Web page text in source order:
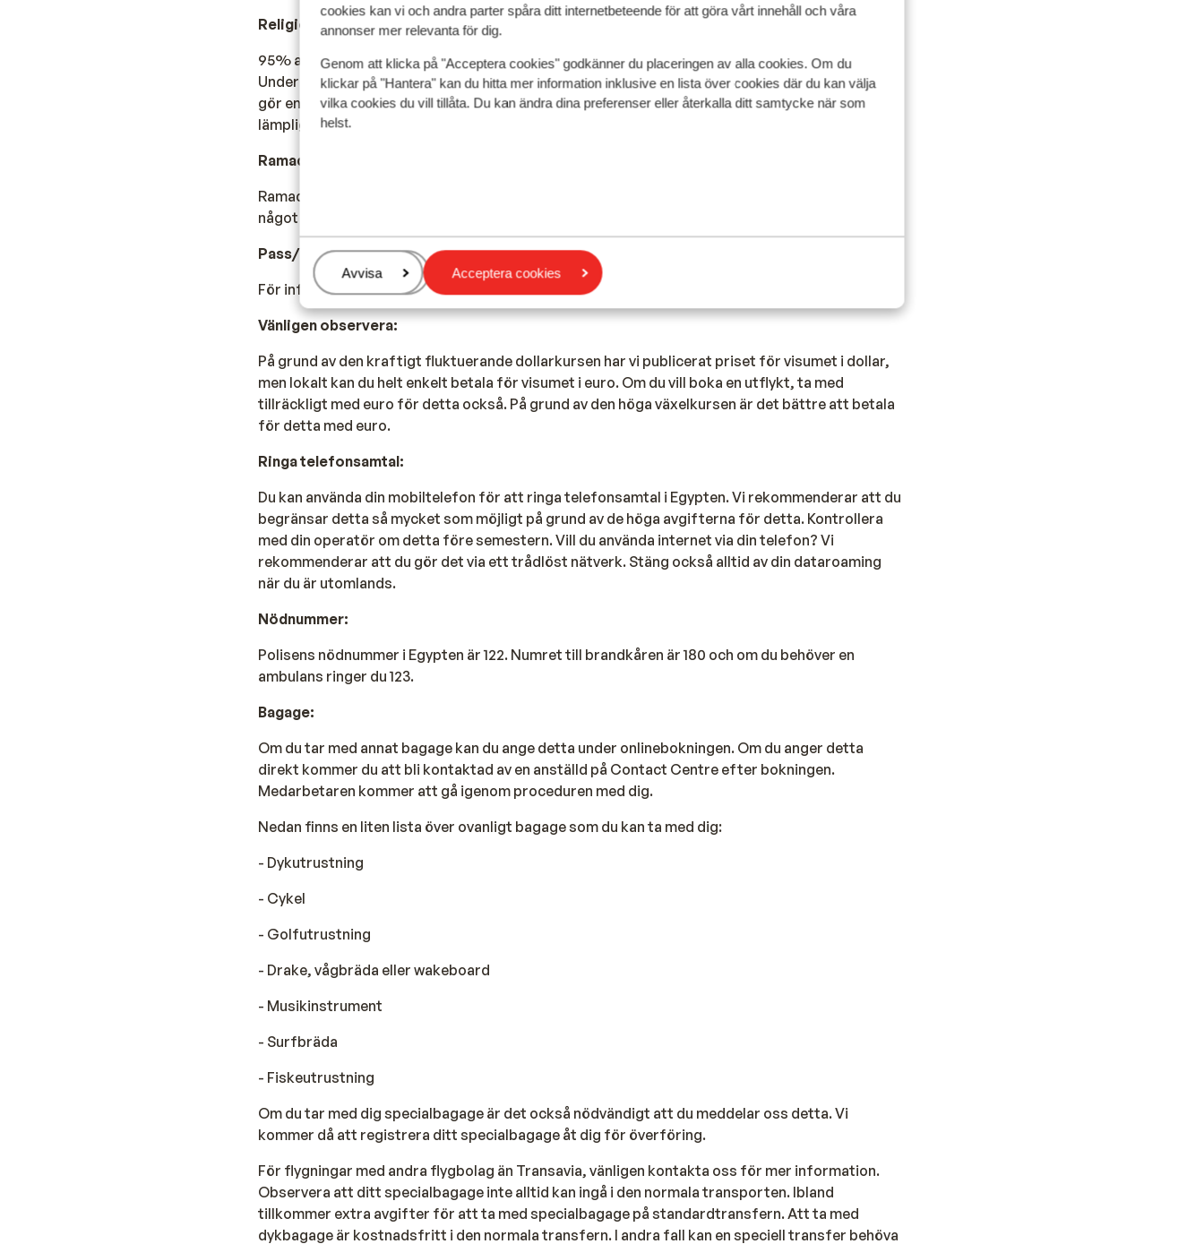
cookies kan vi och andra parter spåra ditt internetbeteende för att göra vårt innehåll och våra
annonser mer relevanta för dig.
Genom att klicka på "Acceptera cookies" godkänner du placeringen av alla cookies. Om du
klickar på "Hantera" kan du hitta mer information inklusive en lista över cookies där du kan välja
vilka cookies du vill tillåta. Du kan ändra dina preferenser eller återkalla ditt samtycke när som
helst.
Hantera
Avvisa Acceptera cookies
Religion:
95% av Egyptens befolkning är muslimer. Islam spelar en viktig roll i egyptiernas dagliga liv.
Under din vistelse på orterna kommer du att uppleva lite av dess seder och traditioner. Om du
gör en resa till Luxor eller Kairo under din semester rekommenderar vi att du tar hänsyn till
lämpliga kläder. Se till att dina axlar och knän täcks av kläder.
Ramadan:
Ramadan spelar en viktig roll i Egypten. Även om inte allt är stängt på turistorterna är detta
något att ta hänsyn till. Det exakta datumet kan ändras (beroende på månens position).
Pass/id-kort / visum:
För information om pass/id-kort samt visum kan du besöka
Vänligen observera:
På grund av den kraftigt fluktuerande dollarkursen har vi publicerat priset för visumet i dollar,
men lokalt kan du helt enkelt betala för visumet i euro. Om du vill boka en utflykt, ta med
tillräckligt med euro för detta också. På grund av den höga växelkursen är det bättre att betala
för detta med euro.
Ringa telefonsamtal:
Du kan använda din mobiltelefon för att ringa telefonsamtal i Egypten. Vi rekommenderar att du
begränsar detta så mycket som möjligt på grund av de höga avgifterna för detta. Kontrollera
med din operatör om detta före semestern. Vill du använda internet via din telefon? Vi
rekommenderar att du gör det via ett trådlöst nätverk. Stäng också alltid av din dataroaming
när du är utomlands.
Nödnummer:
Polisens nödnummer i Egypten är 122. Numret till brandkåren är 180 och om du behöver en
ambulans ringer du 123.
Bagage:
Om du tar med annat bagage kan du ange detta under onlinebokningen. Om du anger detta
direkt kommer du att bli kontaktad av en anställd på Contact Centre efter bokningen.
Medarbetaren kommer att gå igenom proceduren med dig.
Nedan finns en liten lista över ovanligt bagage som du kan ta med dig:
- Dykutrustning
- Cykel
- Golfutrustning
- Drake, vågbräda eller wakeboard
- Musikinstrument
- Surfbräda
- Fiskeutrustning
Om du tar med dig specialbagage är det också nödvändigt att du meddelar oss detta. Vi
kommer då att registrera ditt specialbagage åt dig för överföring.
För flygningar med andra flygbolag än Transavia, vänligen kontakta oss för mer information.
Observera att ditt specialbagage inte alltid kan ingå i den normala transporten. Ibland
tillkommer extra avgifter för att ta med specialbagage på standardtransfern. Att ta med
dykbagage är kostnadsfritt i den normala transfern. I andra fall kan en speciell transfer behöva